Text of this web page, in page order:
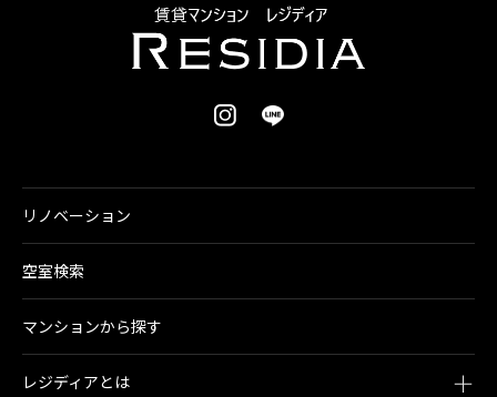
空室検索
マンションから探す
レジディアとは
リノベーション